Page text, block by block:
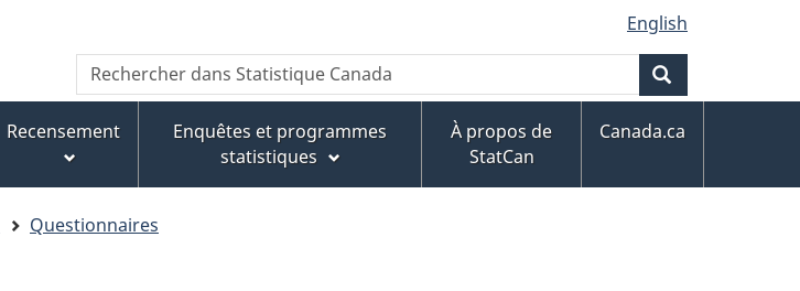
au
contenu
principal
au
pied
de
page
version
HTML
simplifiée
English
WxT
Search
form
Rechercher
dans
Canada
Recensement
Enquêtes et programmes
statistiques
À propos de
StatCan
Canada.ca
Questionnaires